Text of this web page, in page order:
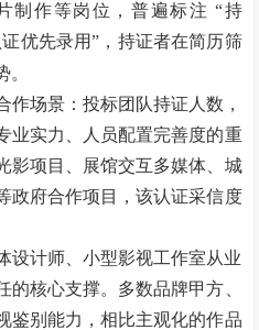
制作等岗位，普遍标注 “持
优先录用”，持证者在简历筛
作场景：投标团队持证人数，
业实力、人员配置完善度的重
影项目、展馆交互多媒体、城
政府合作项目，该认证采信度
设计师、小型影视工作室从业
核心支撑。多数品牌甲方、
鉴别能力，相比主观化的作品